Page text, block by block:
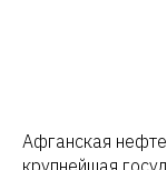
Афганская
крупнейшая